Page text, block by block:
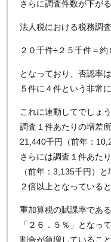
さらに調査件数が下が
法人税における税務調
２０千件÷２５千件＝約
となっており、否認率
５件に４件という非常
これに連動してでしょう
調査１件あたりの増差
21,440千円（前年：
さらには調査１件あた
（前年：3,135千円）
２倍以上となっている
重加算税の賦課率であ
「２６．５％」となっ
割合が急増しているこ